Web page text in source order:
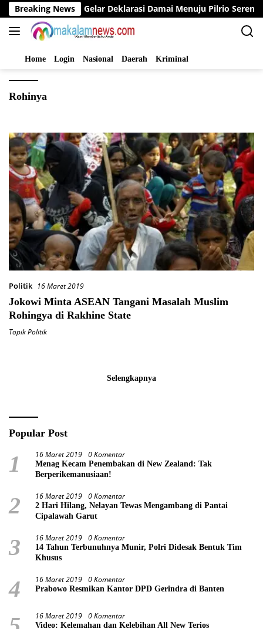
Langsung
ke
konten
Breaking News
Bupati Bungo Gelar Deklarasi Damai Menuju Pilrio Serentak
Home Login Nasional Daerah Kriminal
Rohinya
Politik 16 Maret 2019
Jokowi Minta ASEAN Tangani Masalah Muslim
Rohingya di Rakhine State
Topik Politik
Selengkapnya
Popular Post
1 16 Maret 2019 0 Komentar
Menag Kecam Penembakan di New Zealand: Tak
Berperikemanusiaan!
2 16 Maret 2019 0 Komentar
2 Hari Hilang, Nelayan Tewas Mengambang di Pantai
Cipalawah Garut
3 16 Maret 2019 0 Komentar
14 Tahun Terbunuhnya Munir, Polri Didesak Bentuk Tim
Khusus
4 16 Maret 2019 0 Komentar
Prabowo Resmikan Kantor DPD Gerindra di Banten
16 Maret 2019 0 Komentar
Video: Kelemahan dan Kelebihan All New Terios